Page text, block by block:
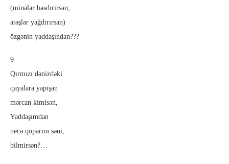
(minalar basdırırsan,
atəşlər yağdırırsan)
özgənin yaddaşından???
9
Qırmızı dənizdəki
qayalara yapışan
mərcan kimisən,
Yaddaşımdan
necə qoparım səni,
bilmirsən?…